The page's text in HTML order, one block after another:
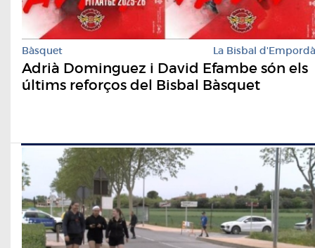
Bàsquet La Bisbal d'Empordà
Adrià Dominguez i David Efambe són els
últims reforços del Bisbal Bàsquet